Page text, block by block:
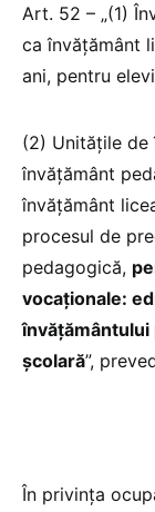
Art. 52 – „(1)
ca învățământ
ani, pentru
(2) Unitățile de
învățământ
învățământ
procesul de
pedagogică,
vocaționale:
învățământului
școlară”,
În privința